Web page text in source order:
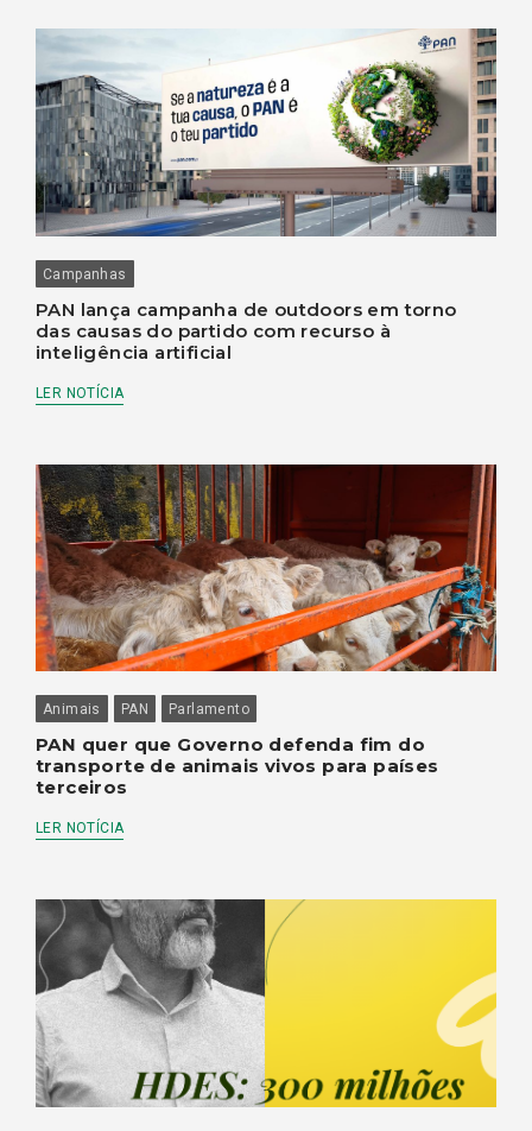
Campanhas
PAN lança campanha de outdoors em torno
das causas do partido com recurso à
inteligência artificial
LER NOTÍCIA
Animais PAN Parlamento
PAN quer que Governo defenda fim do
transporte de animais vivos para países
terceiros
LER NOTÍCIA